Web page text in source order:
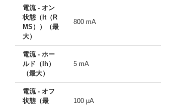
電流 - オン
状態（It（R
MS））（最
大）
800 mA
電流 - ホー
ルド（Ih）
（最大）
5 mA
電流 - オフ
状態（最
100 µA